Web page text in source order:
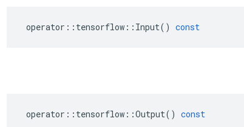
operator :: tensorflow :: Input() const
operator :: tensorflow ::Output() const